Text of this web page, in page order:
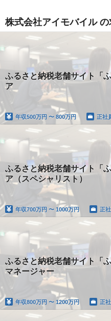
株式会社アイモバイル の
ふるさと納税老舗サイト「
ア
年収500万円 〜 800万円 正社
ふるさと納税老舗サイト「
ア（スペシャリスト）
年収700万円 〜 1000万円 正
ふるさと納税老舗サイト「
マネージャー
年収800万円 〜 1200万円 正